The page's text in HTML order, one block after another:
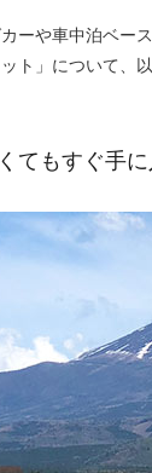
ーや車中泊ベー
ト」について、
てもすぐ手に